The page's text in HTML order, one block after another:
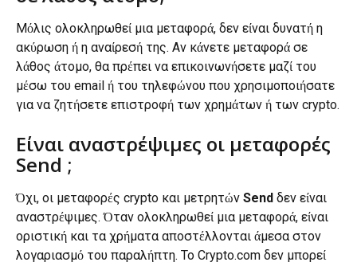
Μόλις ολοκληρωθεί μια μεταφορά, δεν είναι δυνατή η
ακύρωση ή η αναίρεσή της. Αν κάνετε μεταφορά σε
λάθος άτομο, θα πρέπει να επικοινωνήσετε μαζί του
μέσω του email ή του τηλεφώνου που χρησιμοποιήσατε
για να ζητήσετε επιστροφή των χρημάτων ή των crypto.
Είναι αναστρέψιμες οι μεταφορές
Send ;
Όχι, οι μεταφορές crypto και μετρητών Send δεν είναι
αναστρέψιμες. Όταν ολοκληρωθεί μια μεταφορά, είναι
οριστική και τα χρήματα αποστέλλονται άμεσα στον
λογαριασμό του παραλήπτη. Το Crypto.com δεν μπορεί